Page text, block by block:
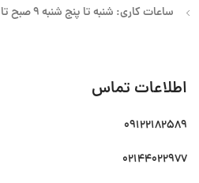
ساعات کاری: شنبه تا پنج شنبه 9 صبح تا 21
اطلاعات تماس
09122182589
02144022977